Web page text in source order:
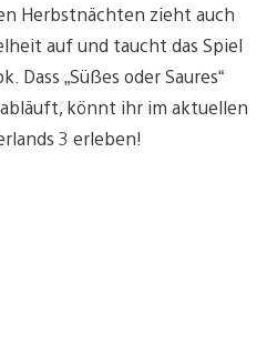
Herbstnächten zieht auch
auf und taucht das Spiel
Dass „Süßes oder Saures“
könnt ihr im aktuellen
3 erleben!